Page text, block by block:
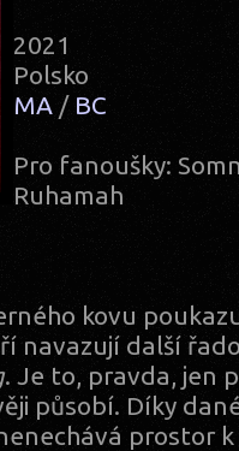
2021
Polsko
MA / BC
Pro fanoušky:
Ruhamah
kovu
navazují další
. Je to, pravda, jen
působí. Díky
prostor